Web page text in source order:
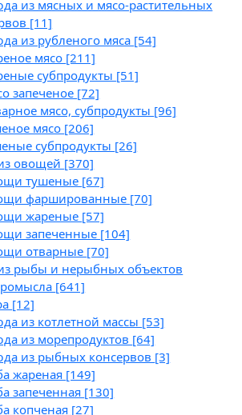
из мясных и мясо-растительных
[11]
из рубленого мяса [54]
мясо [211]
субпродукты [51]
запеченое [72]
мясо, субпродукты [96]
мясо [206]
субпродукты [26]
овощей [370]
тушеные [67]
фаршированные [70]
жареные [57]
запеченные [104]
отварные [70]
рыбы и нерыбных объектов
[641]
[12]
из котлетной массы [53]
из морепродуктов [64]
из рыбных консервов [3]
жареная [149]
запеченная [130]
копченая [27]